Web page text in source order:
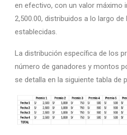
en efectivo, con un valor máximo
2,500.00, distribuidos a lo largo
establecidas.
La distribución específica de los
número de ganadores y montos
se detalla en la siguiente tabla de